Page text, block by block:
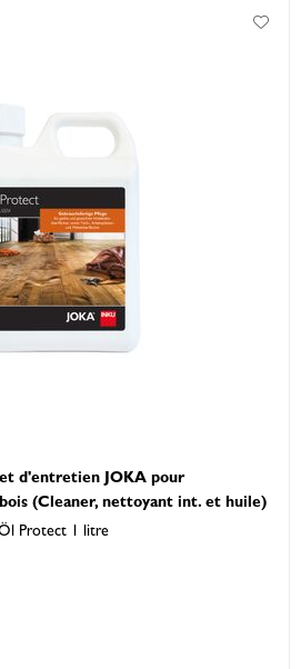
d'entretien JOKA pour
(Cleaner, nettoyant int. et huile)
Protect 1 litre